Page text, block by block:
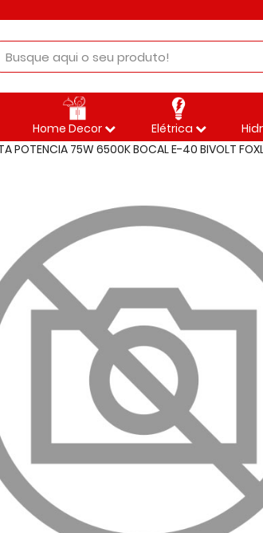
Home Decor Elétrica
POTENCIA 75W 6500K BOCAL E-40 BIVOLT